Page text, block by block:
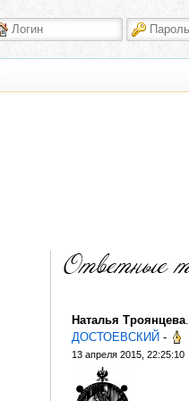
Наталья Троянцева.
ДОСТОЕВСКИЙ -
13 апреля 2015, 22:25:10